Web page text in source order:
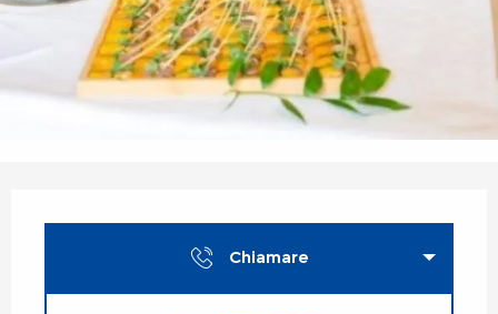
Chiamare